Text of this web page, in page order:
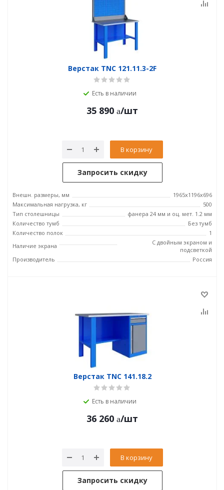
Верстак TNC 121.11.3-2F
Есть в наличии
35 890 /шт
В корзину
Запросить скидку
Внешн. размеры, мм
1965x1196x696
Максимальная нагрузка, кг
500
Тип столешницы
фанера 24 мм и оц. мет. 1.2 мм
Количество тумб
Без тумб
Количество полок
1
Наличие экрана
С двойным экраном и
подсветкой
Производитель
Россия
Верстак TNC 141.18.2
Есть в наличии
36 260 /шт
В корзину
Запросить скидку